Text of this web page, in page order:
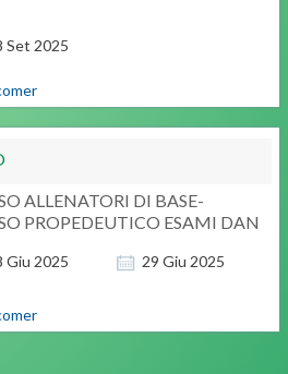
Set 2025
Giu 2025 29 Giu 2025
ALLENATORI DI BASE-
PROPEDEUTICO ESAMI DAN